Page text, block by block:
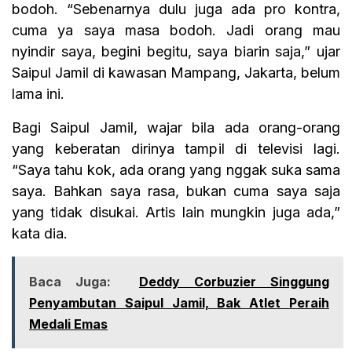
bodoh. “Sebenarnya dulu juga ada pro kontra,
cuma ya saya masa bodoh. Jadi orang mau
nyindir saya, begini begitu, saya biarin saja,” ujar
Saipul Jamil di kawasan Mampang, Jakarta, belum
lama ini.
Bagi Saipul Jamil, wajar bila ada orang-orang
yang keberatan dirinya tampil di televisi lagi.
“Saya tahu kok, ada orang yang nggak suka sama
saya. Bahkan saya rasa, bukan cuma saya saja
yang tidak disukai. Artis lain mungkin juga ada,”
kata dia.
Baca Juga:
Deddy Corbuzier Singgung
Penyambutan Saipul Jamil, Bak Atlet Peraih
Medali Emas